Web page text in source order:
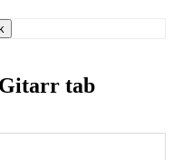
tab